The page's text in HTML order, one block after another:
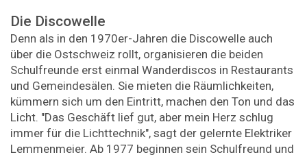
Die Discowelle
Denn als in den 1970er-Jahren die Discowelle auch
über die Ostschweiz rollt, organisieren die beiden
Schulfreunde erst einmal Wanderdiscos in Restaurants
und Gemeindesälen. Sie mieten die Räumlichkeiten,
kümmern sich um den Eintritt, machen den Ton und das
Licht. "Das Geschäft lief gut, aber mein Herz schlug
immer für die Lichttechnik", sagt der gelernte Elektriker
Lemmenmeier. Ab 1977 beginnen sein Schulfreund und